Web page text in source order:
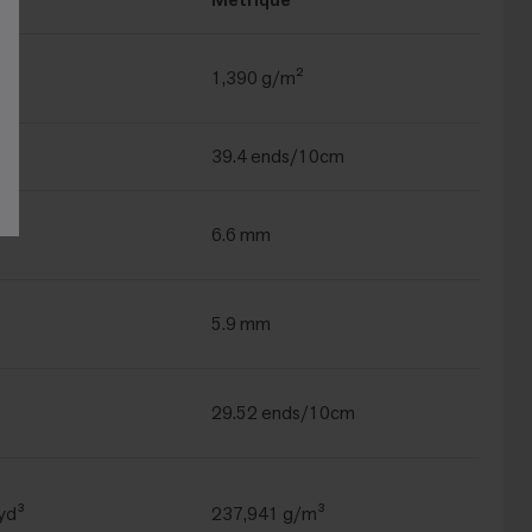
1,390 g/m²
39.4 ends/10cm
6.6 mm
5.9 mm
29.52 ends/10cm
237,941 g/m³